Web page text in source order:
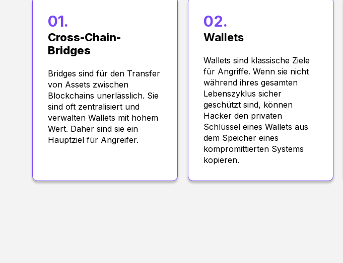
01.
Cross-Chain-
Bridges
Bridges sind für den Transfer
von Assets zwischen
Blockchains unerlässlich. Sie
sind oft zentralisiert und
verwalten Wallets mit hohem
Wert. Daher sind sie ein
Hauptziel für Angreifer.
02.
Wallets
Wallets sind klassische Ziele
für Angriffe. Wenn sie nicht
während ihres gesamten
Lebenszyklus sicher
geschützt sind, können
Hacker den privaten
Schlüssel eines Wallets aus
dem Speicher eines
kompromittierten Systems
kopieren.